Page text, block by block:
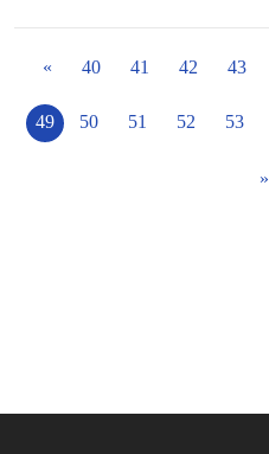
« 40 41 42 43
49 50 51 52 53
»